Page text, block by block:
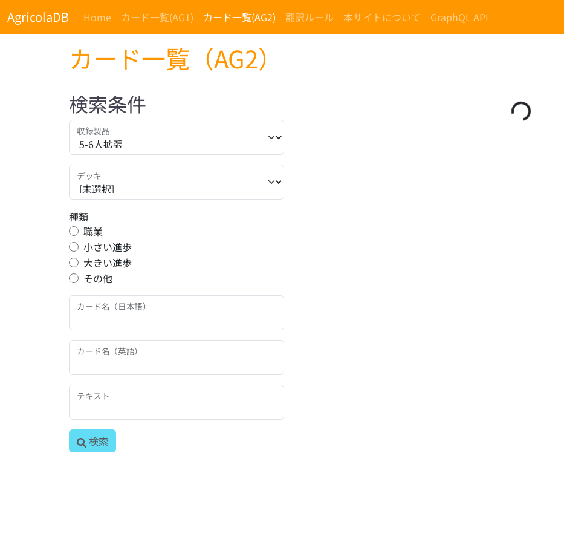
AgricolaDB Home カード一覧(AG1) カード一覧(AG2) 翻訳ルール 本サイトについて GraphQL API
カード一覧（AG2）
検索条件
収録製品
デッキ
種類
職業
小さい進歩
大きい進歩
その他
カード名（日本語）
カード名（英語）
テキスト
検索